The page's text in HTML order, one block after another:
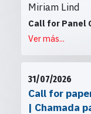
Miriam Lind
Call for Panel
Ver más...
31/07/2026
Call for
| Chamada